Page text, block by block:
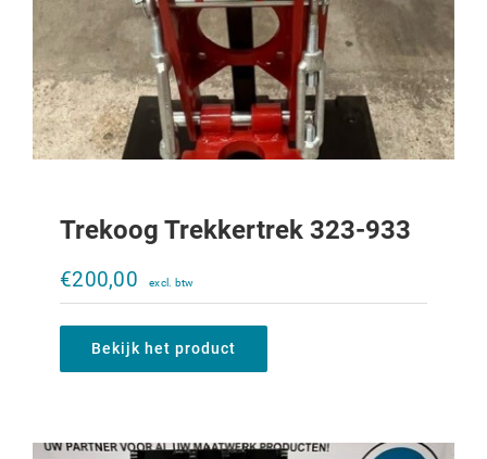
Trekoog Trekkertrek 323-933
€200,00
Bekijk het product
€1.310,00